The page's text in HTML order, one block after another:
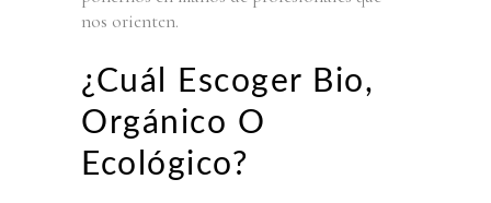
nos orienten.
¿Cuál Escoger Bio,
Orgánico O
Ecológico?